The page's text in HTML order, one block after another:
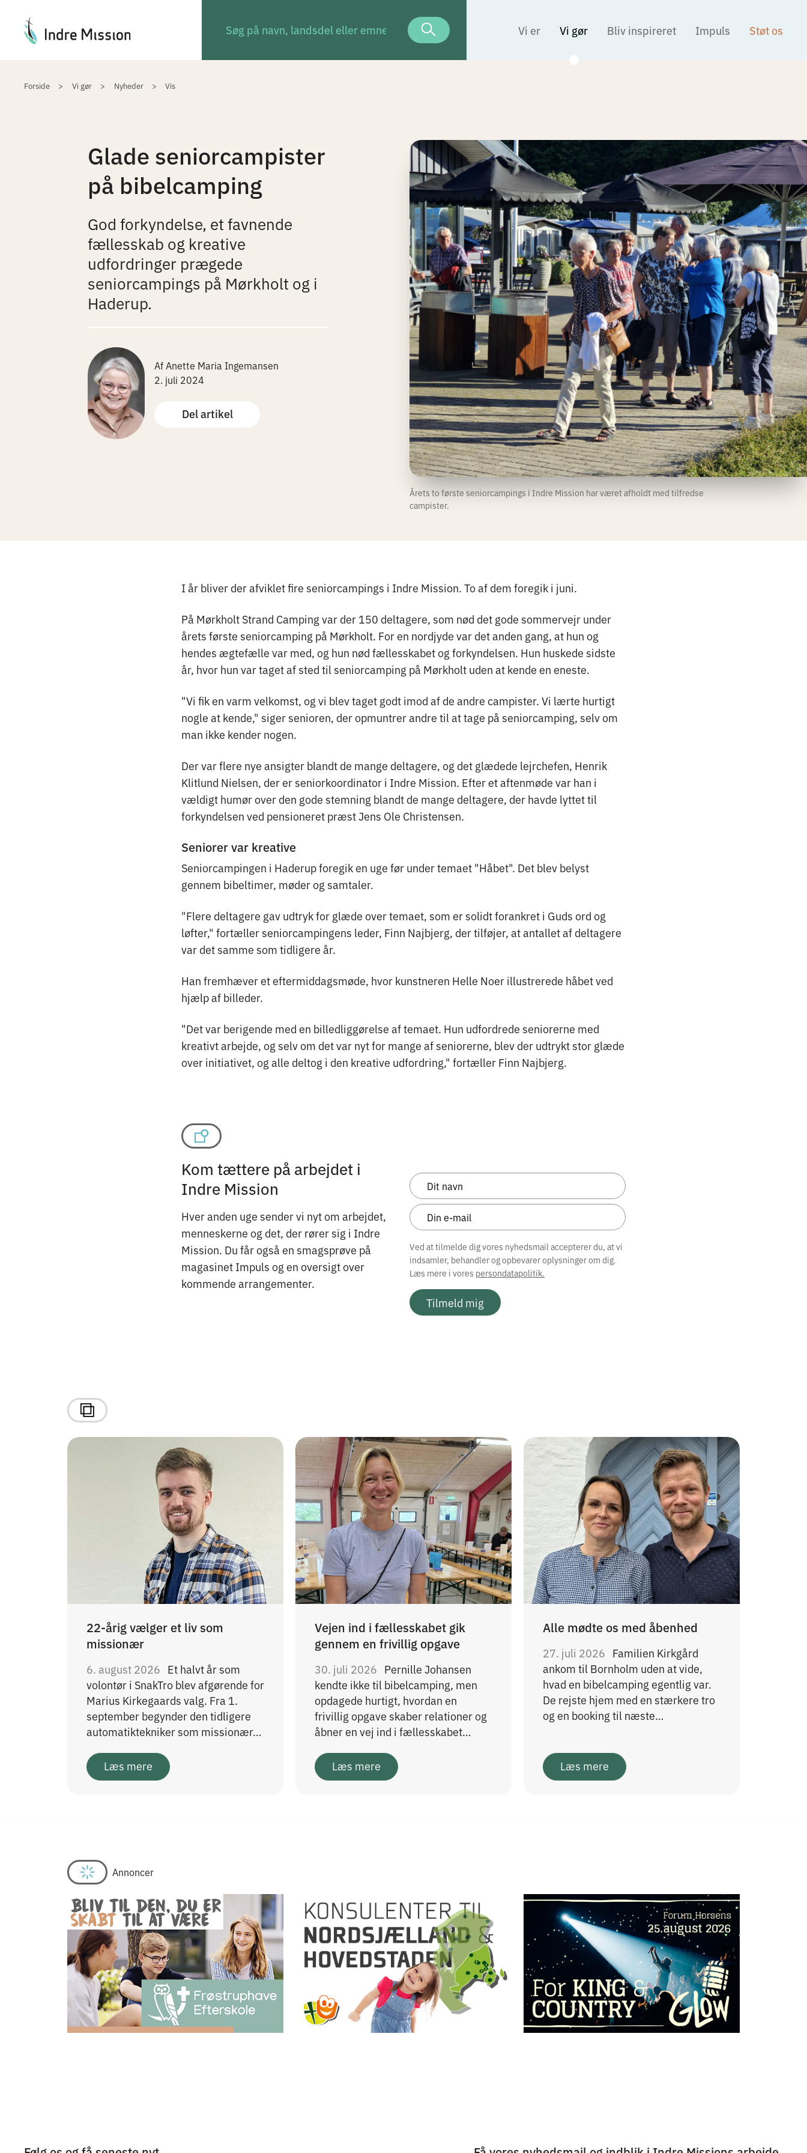
Vi er Vi gør Bliv inspireret Impuls Støt os
Forside Vi gør Nyheder Vis
Glade seniorcampister
på bibelcamping
God forkyndelse, et favnende
fællesskab og kreative
udfordringer prægede
seniorcampings på Mørkholt og i
Haderup.
Af Anette Maria Ingemansen
2. juli 2024
Del artikel
Årets to første seniorcampings i Indre Mission har været afholdt med tilfredse
campister.
I år bliver der afviklet fire seniorcampings i Indre Mission. To af dem foregik i juni.
På Mørkholt Strand Camping var der 150 deltagere, som nød det gode sommervejr under
årets første seniorcamping på Mørkholt. For en nordjyde var det anden gang, at hun og
hendes ægtefælle var med, og hun nød fællesskabet og forkyndelsen. Hun huskede sidste
år, hvor hun var taget af sted til seniorcamping på Mørkholt uden at kende en eneste.
"Vi fik en varm velkomst, og vi blev taget godt imod af de andre campister. Vi lærte hurtigt
nogle at kende," siger senioren, der opmuntrer andre til at tage på seniorcamping, selv om
man ikke kender nogen.
Der var flere nye ansigter blandt de mange deltagere, og det glædede lejrchefen, Henrik
Klitlund Nielsen, der er seniorkoordinator i Indre Mission. Efter et aftenmøde var han i
vældigt humør over den gode stemning blandt de mange deltagere, der havde lyttet til
forkyndelsen ved pensioneret præst Jens Ole Christensen.
Seniorer var kreative
Seniorcampingen i Haderup foregik en uge før under temaet "Håbet". Det blev belyst
gennem bibeltimer, møder og samtaler.
"Flere deltagere gav udtryk for glæde over temaet, som er solidt forankret i Guds ord og
løfter," fortæller seniorcampingens leder, Finn Najbjerg, der tilføjer, at antallet af deltagere
var det samme som tidligere år.
Han fremhæver et eftermiddagsmøde, hvor kunstneren Helle Noer illustrerede håbet ved
hjælp af billeder.
"Det var berigende med en billedliggørelse af temaet. Hun udfordrede seniorerne med
kreativt arbejde, og selv om det var nyt for mange af seniorerne, blev der udtrykt stor glæde
over initiativet, og alle deltog i den kreative udfordring," fortæller Finn Najbjerg.
Kom tættere på arbejdet i
Indre Mission
Hver anden uge sender vi nyt om arbejdet,
menneskerne og det, der rører sig i Indre
Mission. Du får også en smagsprøve på
magasinet Impuls og en oversigt over
kommende arrangementer.
Ved at tilmelde dig vores nyhedsmail accepterer du, at vi
indsamler, behandler og opbevarer oplysninger om dig.
Læs mere i vores persondatapolitik.
Tilmeld mig
22-årig vælger et liv som
missionær
6. august 2026 Et halvt år som
volontør i SnakTro blev afgørende for
Marius Kirkegaards valg. Fra 1.
september begynder den tidligere
automatiktekniker som missionær…
Læs mere
Vejen ind i fællesskabet gik
gennem en frivillig opgave
30. juli 2026 Pernille Johansen
kendte ikke til bibelcamping, men
opdagede hurtigt, hvordan en
frivillig opgave skaber relationer og
åbner en vej ind i fællesskabet…
Læs mere
Alle mødte os med åbenhed
27. juli 2026 Familien Kirkgård
ankom til Bornholm uden at vide,
hvad en bibelcamping egentlig var.
De rejste hjem med en stærkere tro
og en booking til næste…
Læs mere
Annoncer